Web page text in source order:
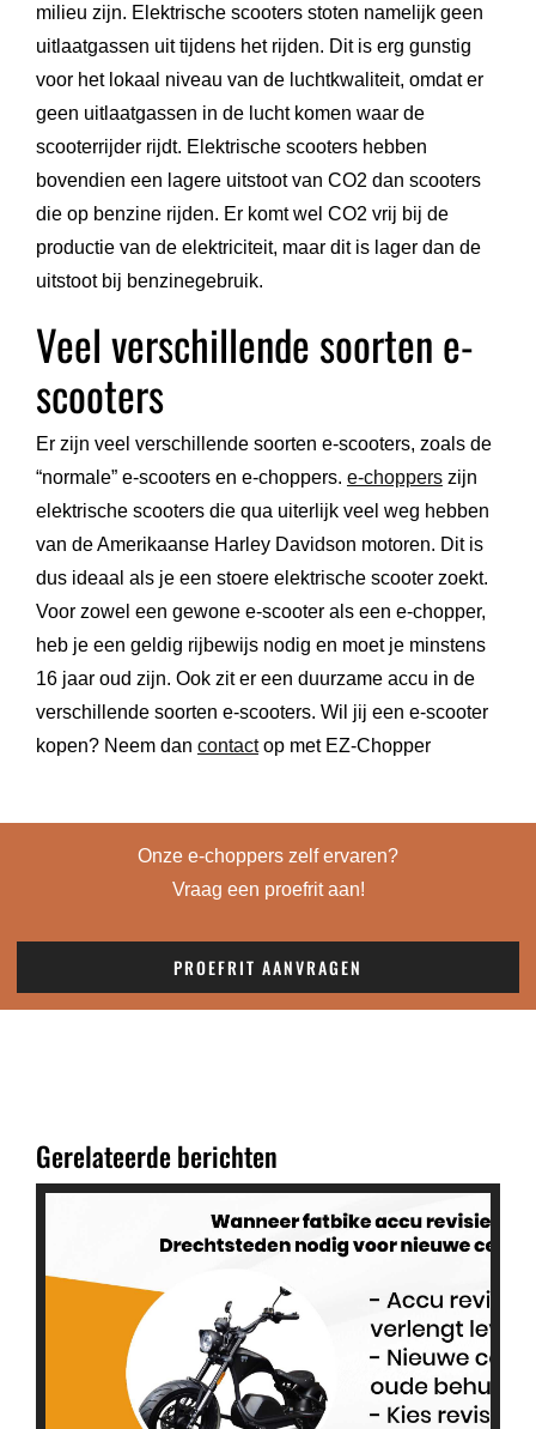
milieu zijn. Elektrische scooters stoten namelijk geen
uitlaatgassen uit tijdens het rijden. Dit is erg gunstig
voor het lokaal niveau van de luchtkwaliteit, omdat er
geen uitlaatgassen in de lucht komen waar de
scooterrijder rijdt. Elektrische scooters hebben
bovendien een lagere uitstoot van CO2 dan scooters
die op benzine rijden. Er komt wel CO2 vrij bij de
productie van de elektriciteit, maar dit is lager dan de
uitstoot bij benzinegebruik.
Veel verschillende soorten e-
scooters
Er zijn veel verschillende soorten e-scooters, zoals de
“normale” e-scooters en e-choppers. e-chopperszijn
elektrische scooters die qua uiterlijk veel weg hebben
van de Amerikaanse Harley Davidson motoren. Dit is
dus ideaal als je een stoere elektrische scooter zoekt.
Voor zowel een gewone e-scooter als een e-chopper,
heb je een geldig rijbewijs nodig en moet je minstens
16 jaar oud zijn. Ook zit er een duurzame accu in de
verschillende soorten e-scooters. Wil jij een e-scooter
kopen? Neem dan contactop met EZ-Chopper
Onze e-choppers zelf ervaren?
Vraag een proefrit aan!
PROEFRIT AANVRAGEN
Gerelateerde berichten